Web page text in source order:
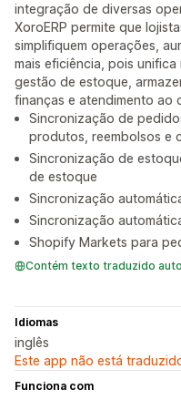
integração de diversas
XoroERP permite que
simplifiquem operações,
mais eficiência, pois
gestão de estoque,
finanças e atendimento ao
Sincronização de
produtos, reembolsos e
Sincronização de
de estoque
Sincronização
Sincronização
Shopify Markets para
Contém texto traduzido
Idiomas
inglês
Este app não está
Funciona com